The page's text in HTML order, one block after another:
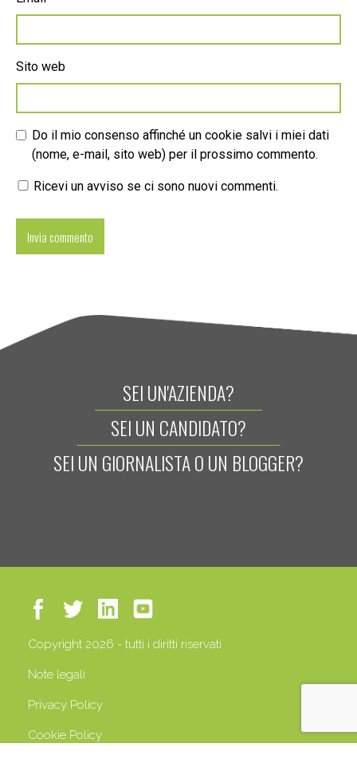
Sito web
Do il mio consenso affinché un cookie salvi i miei dati
(nome, e-mail, sito web) per il prossimo commento.
Ricevi un avviso se ci sono nuovi commenti.
SEI UN'AZIENDA?
SEI UN CANDIDATO?
SEI UN GIORNALISTA O UN BLOGGER?
Copyright 2026 - tutti i diritti riservati
Note legali
Privacy Policy
Cookie Policy